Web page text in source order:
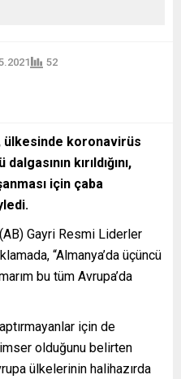
52
ülkesinde koronavirüs
kırıldığını,
için çaba
Gayri Resmi Liderler
“Almanya’da üçüncü
bu tüm Avrupa’da
için de
olduğunu belirten
ülkelerinin halihazırda